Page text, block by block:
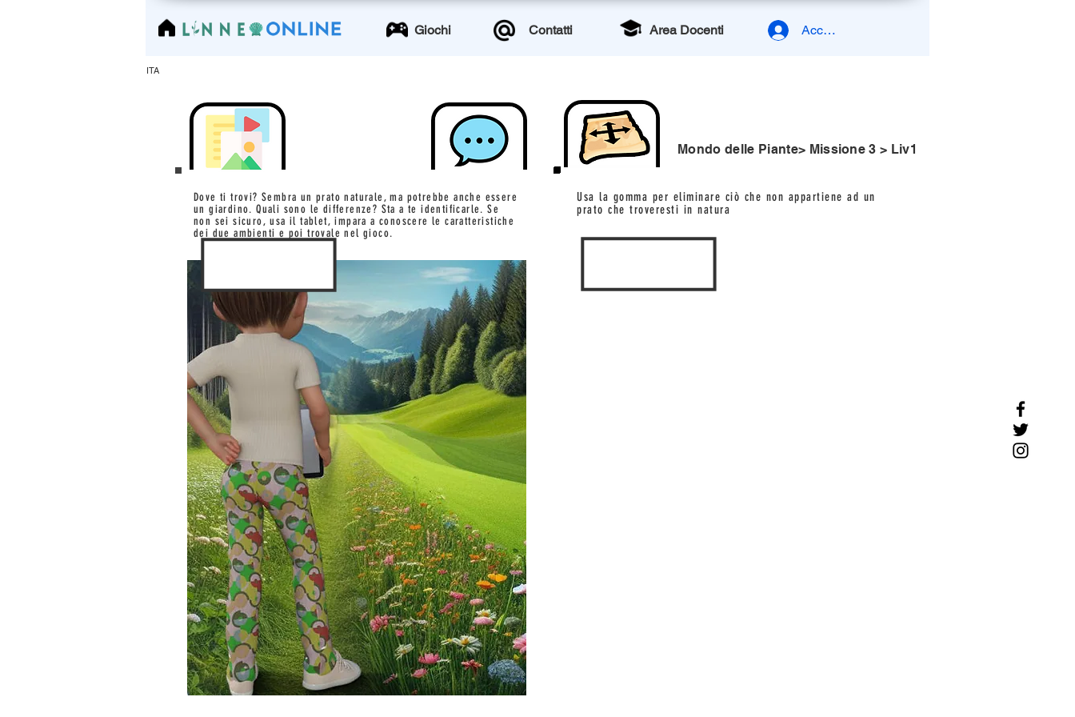
LinneoOnline Giochi Contatti Area Docenti Accedi
ITA
Dove ti trovi? Sembra un prato naturale, ma potrebbe anche essere
un giardino. Quali sono le differenze? Sta a te identificarle. Se
non sei sicuro, usa il tablet, impara a conoscere le caratteristiche
dei due ambienti e poi trovale nel gioco.
Mondo delle Piante> Missione 3 > Liv1
Usa la gomma per eliminare ciò che non appartiene ad un
prato che troveresti in natura